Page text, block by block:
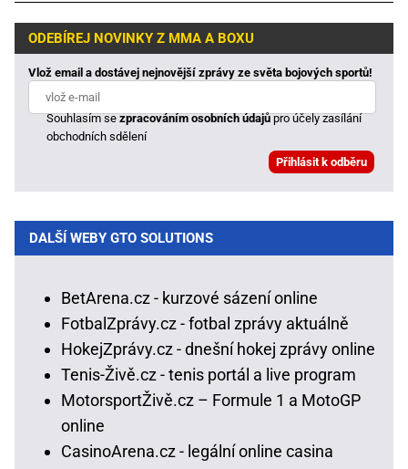
ODEBÍREJ NOVINKY Z MMA A BOXU
Vlož email a dostávej nejnovější zprávy ze světa bojových sportů!
Souhlasím sezpracováním osobních údajůpro účely zasílání
obchodních sdělení
DALŠÍ WEBY GTO SOLUTIONS
BetArena.cz - kurzové sázení online
FotbalZprávy.cz - fotbal zprávy aktuálně
HokejZprávy.cz - dnešní hokej zprávy online
Tenis-Živě.cz - tenis portál a live program
MotorsportŽivě.cz – Formule 1 a MotoGP
online
CasinoArena.cz - legální online casina